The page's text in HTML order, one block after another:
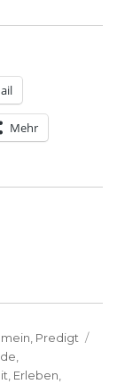
Mehr
, Predigt
,
, Erleben,